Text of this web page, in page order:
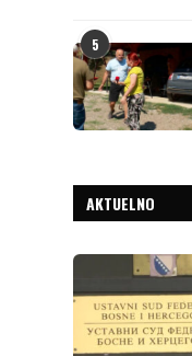
5
AKTUELNO